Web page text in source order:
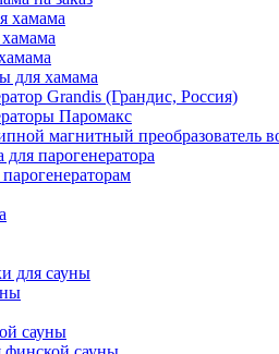
хамама
для хамама
Grandis (Грандис, Россия)
Паромакс
магнитный преобразователь
парогенератора
для сауны
сауны